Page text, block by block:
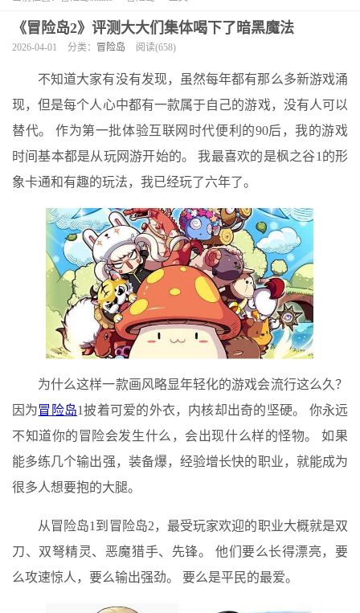
《冒险岛2》评测大大们集体喝下了暗黑魔法
2026-04-01 分类： 冒险岛 阅读(658)
不知道大家有没有发现，虽然每年都有那么多新游戏涌
现，但是每个人心中都有一款属于自己的游戏，没有人可以
替代。 作为第一批体验互联网时代便利的90后，我的游戏
时间基本都是从玩网游开始的。 我最喜欢的是枫之谷1的形
象卡通和有趣的玩法，我已经玩了六年了。
为什么这样一款画风略显年轻化的游戏会流行这么久？
因为冒险岛1披着可爱的外衣，内核却出奇的坚硬。 你永远
不知道你的冒险会发生什么，会出现什么样的怪物。 如果
能多练几个输出强，装备爆，经验增长快的职业，就能成为
很多人想要抱的大腿。
从冒险岛1到冒险岛2，最受玩家欢迎的职业大概就是双
刀、双弩精灵、恶魔猎手、先锋。 他们要么长得漂亮，要
么攻速惊人，要么输出强劲。 要么是平民的最爱。